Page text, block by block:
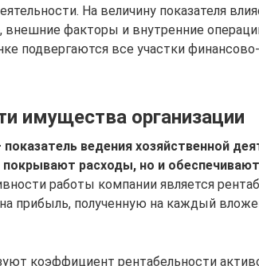
На величину показателя
внешние факторы и внутренние
подвергаются все участки финансово-
имущества организации
ведения хозяйственной
расходы, но и
работы компании является
прибыль, полученную на каждый
коэффициент рентабельности